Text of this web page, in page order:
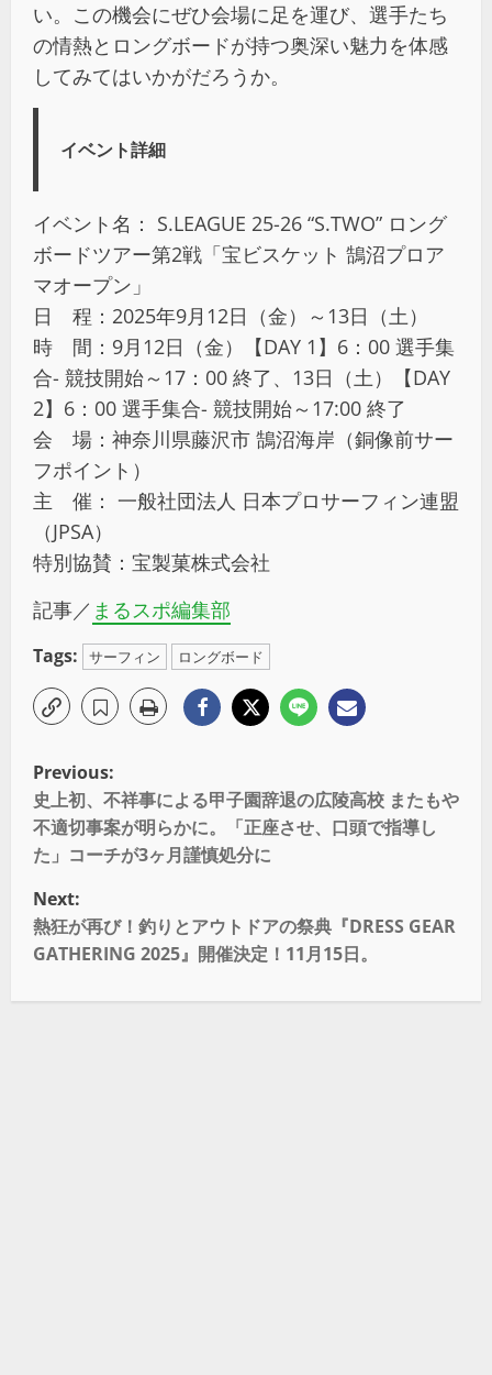
い。この機会にぜひ会場に足を運び、選手たち
の情熱とロングボードが持つ奥深い魅力を体感
してみてはいかがだろうか。
イベント詳細
イベント名： S.LEAGUE 25-26 “S.TWO” ロング
ボードツアー第2戦「宝ビスケット 鵠沼プロア
マオープン」
日 程：2025年9月12日（金）～13日（土）
時 間：9月12日（金）【DAY 1】6：00 選手集
合- 競技開始～17：00 終了、13日（土）【DAY
2】6：00 選手集合- 競技開始～17:00 終了
会 場：神奈川県藤沢市 鵠沼海岸（銅像前サー
フポイント）
主 催： 一般社団法人 日本プロサーフィン連盟
（JPSA）
特別協賛：宝製菓株式会社
記事／ まるスポ編集部
Tags: サーフィン ロングボード
Previous:
史上初、不祥事による甲子園辞退の広陵高校 またもや
不適切事案が明らかに。「正座させ、口頭で指導し
た」コーチが3ヶ月謹慎処分に
Next:
熱狂が再び！釣りとアウトドアの祭典『DRESS GEAR
GATHERING 2025』開催決定！11月15日。